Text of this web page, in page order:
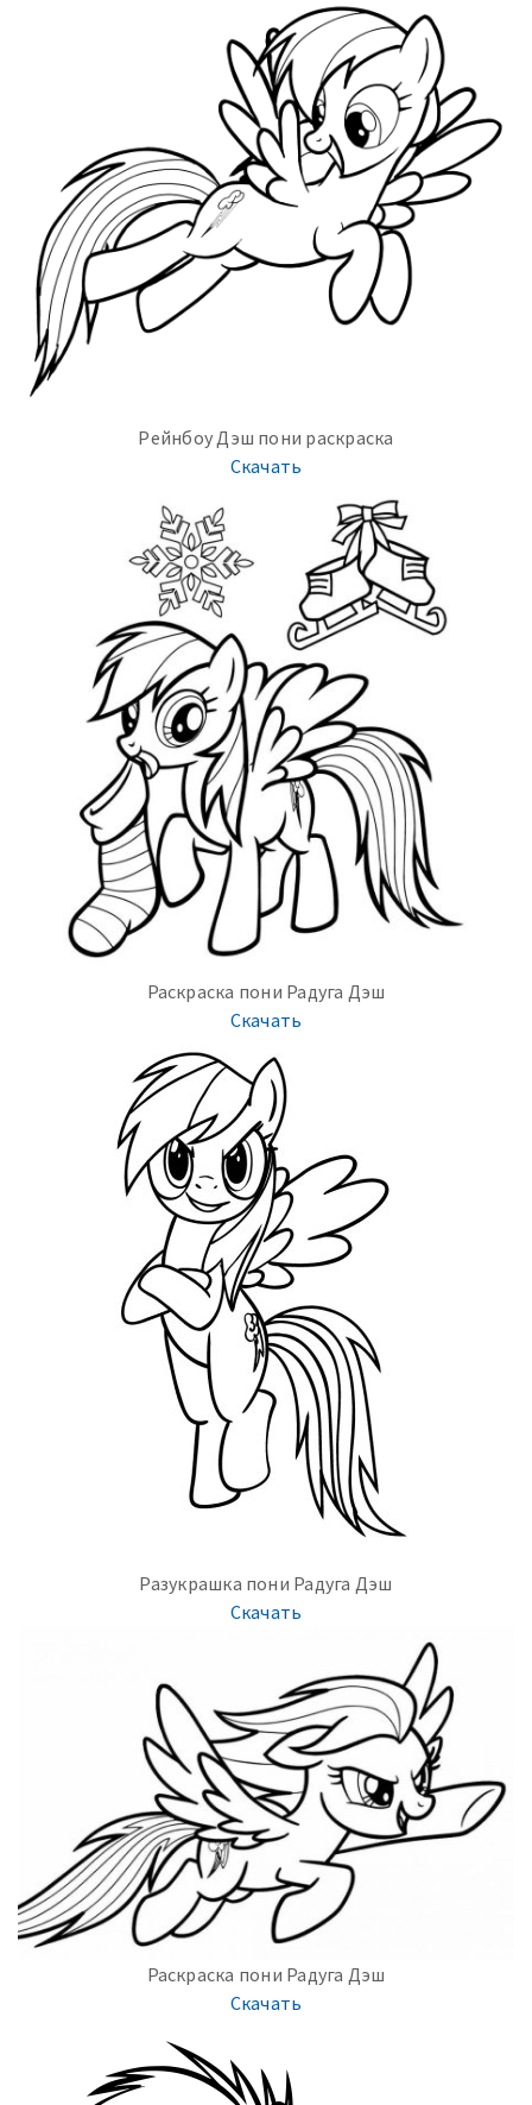
Рейнбоу Дэш пони раскраска
Скачать
Раскраска пони Радуга Дэш
Скачать
Разукрашка пони Радуга Дэш
Скачать
Раскраска пони Радуга Дэш
Скачать